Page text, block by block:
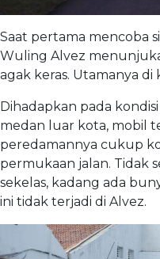
Saat pertama mencoba
Wuling Alvez
agak keras. Utamanya
Dihadapkan pada
medan luar kota, mobil
peredamannya cukup
permukaan jalan. Tidak
sekelas, kadang ada
ini tidak terjadi di Alvez.